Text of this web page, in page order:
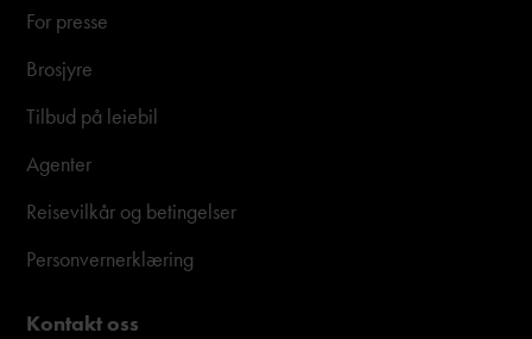
For presse
Brosjyre
Tilbud på leiebil
Agenter
Reisevilkår og betingelser
Personvernerklæring
Kontakt oss